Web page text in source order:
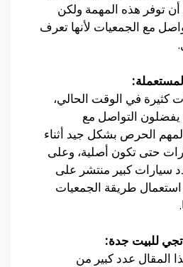
أن توفر هذه المهمة ولكن
مع الجمعيات لأنها تعرف
كثيرة في الوقت الحالي،
التواصل مع
الحرص بشكل جيد أثناء
حتى تكون أصلية، وعلى
سيارات كبير منتشر على
طريقة الجمعيات
للبيت جدة:
المقال عدد كبير من